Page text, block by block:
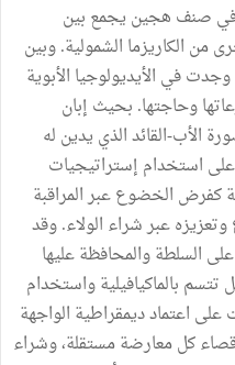
في صنف هجين يجمع بين
من الكاريزما الشمولية. وبين
في الأيديولوجيا الأبوية
وحاجتها. بحيث إبان
الأب-القائد الذي يدين له
على استخدام إستراتيجيات
كفرض الخضوع عبر المراقبة
عبر شراء الولاء. وقد
السلطة والمحافظة عليها
بالماكيافيلية واستخدام
اعتماد ديمقراطية الواجهة
كل معارضة مستقلة، وشراء